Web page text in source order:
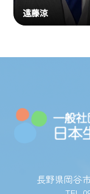
遠藤涼
長野県岡谷